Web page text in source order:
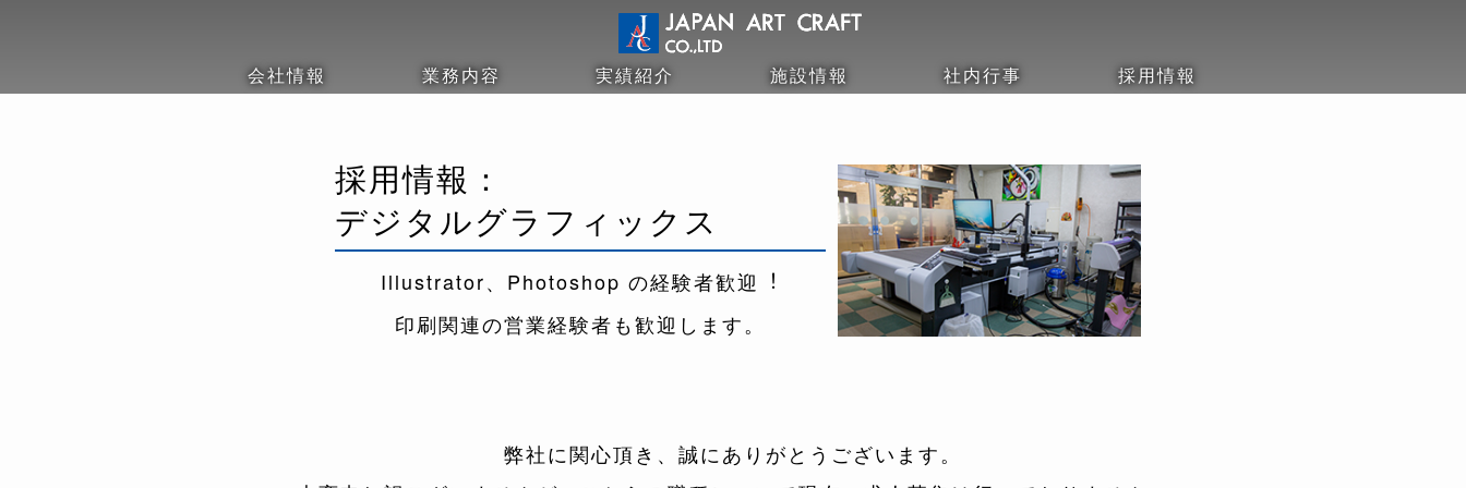
会社情報 業務内容 実績紹介 施設情報 社内行事 採用情報
採用情報：
デジタルグラフィックス
Illustrator、Photoshop の経験者歓迎︕
印刷関連の営業経験者も歓迎します。
弊社に関心頂き、 誠にありがとうございます。